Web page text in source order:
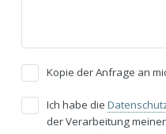
Kopie der Anfrage an
Ich habe die
der Verarbeitung